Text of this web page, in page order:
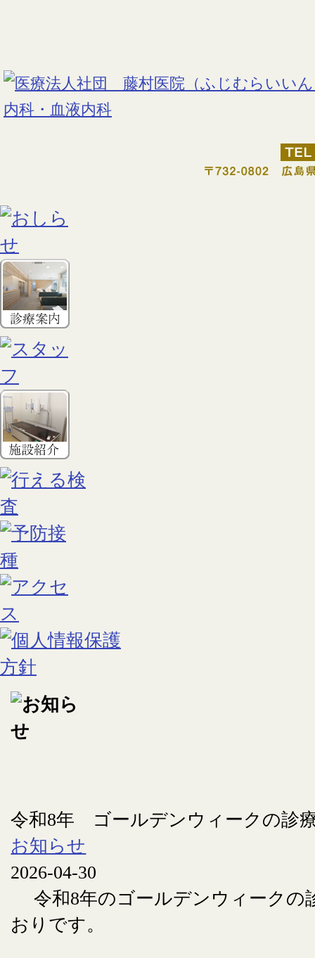
令和8年 ゴールデンウィークの診
お知らせ
2026-04-30
令和8年のゴールデンウィークの
おりです。